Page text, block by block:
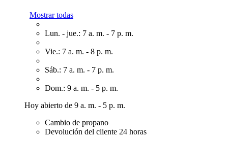
Mostrar todas
Lun. - jue.: 7 a. m. - 7 p. m.
Vie.: 7 a. m. - 8 p. m.
Sáb.: 7 a. m. - 7 p. m.
Dom.: 9 a. m. - 5 p. m.
Hoy abierto de 9 a. m. - 5 p. m.
Cambio de propano
Devolución del cliente 24 horas